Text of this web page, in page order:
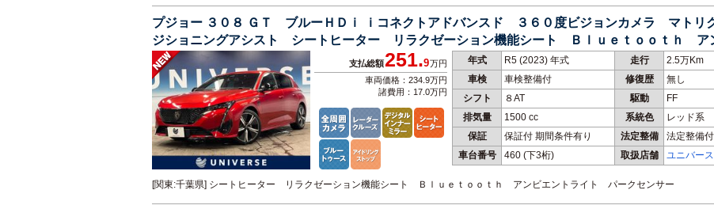
プジョー ３０８ ＧＴ ブルーＨＤｉ ｉコネクトアドバンスド ３６０度ビジョンカメラ マトリ
ジショニングアシスト シートヒーター リラクゼーション機能シート Ｂｌｕｅｔｏｏｔｈ
パークセンサー
年式 R5 (2023) 年式 走行
2.5万Km
車検
車検整備付 修復歴
無し
シフト
８AT 駆動
FF
排気量
1500 cc 系統色
レッド系
保証
保証付 期間条件有り 法定整備
法定整備付
車台番号
460 (下3桁) 取扱店舗 ユニバー
支払総額251.9万円
車両価格：234.9万円
諸費用：17.0万円
[関東:千葉県] シートヒーター リラクゼーション機能シート Ｂｌｕｅｔｏｏｔｈ アンビエントライト パークセンサー